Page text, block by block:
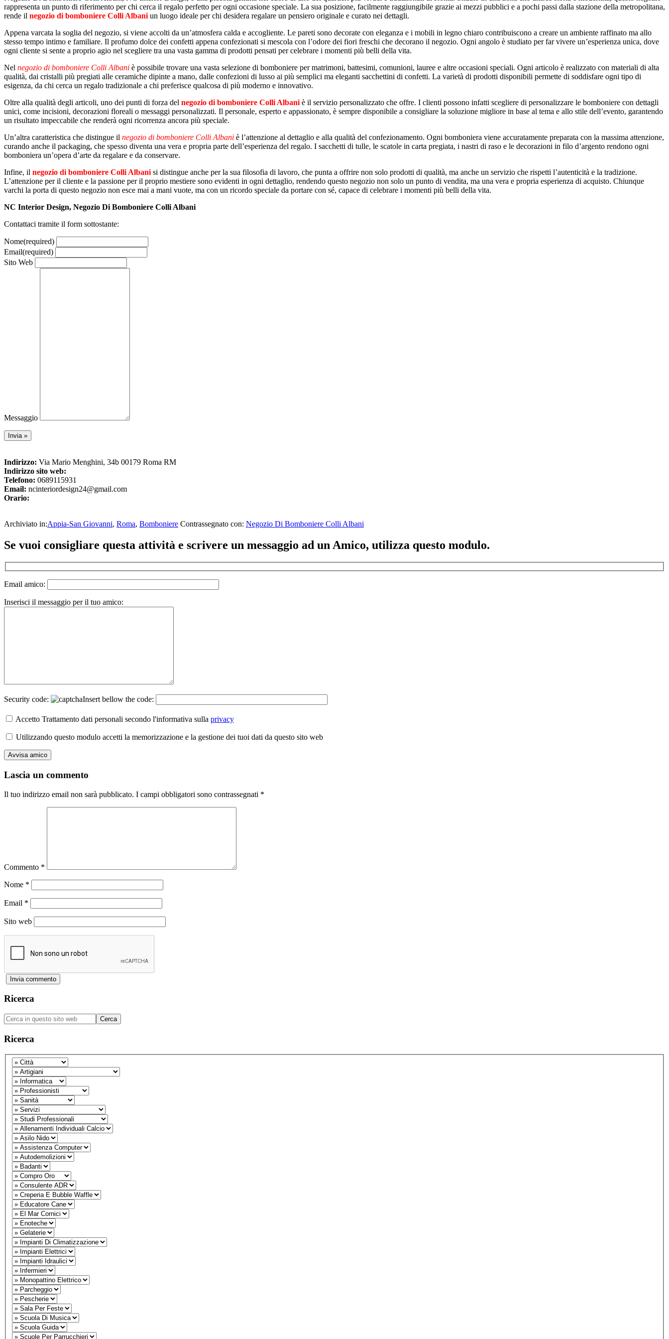
rappresenta un punto di riferimento per chi cerca il regalo perfetto per ogni occasione speciale. La sua posizione, facilmente raggiungibile grazie ai mezzi pubblici e a pochi passi dalla stazione della metropolitana,
rende il negozio di bomboniere Colli Albani un luogo ideale per chi desidera regalare un pensiero originale e curato nei dettagli.
Appena varcata la soglia del negozio, si viene accolti da un’atmosfera calda e accogliente. Le pareti sono decorate con eleganza e i mobili in legno chiaro contribuiscono a creare un ambiente raffinato ma allo
stesso tempo intimo e familiare. Il profumo dolce dei confetti appena confezionati si mescola con l’odore dei fiori freschi che decorano il negozio. Ogni angolo è studiato per far vivere un’esperienza unica, dove
ogni cliente si sente a proprio agio nel scegliere tra una vasta gamma di prodotti pensati per celebrare i momenti più belli della vita.
Nel negozio di bomboniere Colli Albani è possibile trovare una vasta selezione di bomboniere per matrimoni, battesimi, comunioni, lauree e altre occasioni speciali. Ogni articolo è realizzato con materiali di alta
qualità, dai cristalli più pregiati alle ceramiche dipinte a mano, dalle confezioni di lusso ai più semplici ma eleganti sacchettini di confetti. La varietà di prodotti disponibili permette di soddisfare ogni tipo di
esigenza, da chi cerca un regalo tradizionale a chi preferisce qualcosa di più moderno e innovativo.
Oltre alla qualità degli articoli, uno dei punti di forza del negozio di bomboniere Colli Albani è il servizio personalizzato che offre. I clienti possono infatti scegliere di personalizzare le bomboniere con dettagli
unici, come incisioni, decorazioni floreali o messaggi personalizzati. Il personale, esperto e appassionato, è sempre disponibile a consigliare la soluzione migliore in base al tema e allo stile dell’evento, garantendo
un risultato impeccabile che renderà ogni ricorrenza ancora più speciale.
Un’altra caratteristica che distingue il negozio di bomboniere Colli Albani è l’attenzione al dettaglio e alla qualità del confezionamento. Ogni bomboniera viene accuratamente preparata con la massima attenzione,
curando anche il packaging, che spesso diventa una vera e propria parte dell’esperienza del regalo. I sacchetti di tulle, le scatole in carta pregiata, i nastri di raso e le decorazioni in filo d’argento rendono ogni
bomboniera un’opera d’arte da regalare e da conservare.
Infine, il negozio di bomboniere Colli Albani si distingue anche per la sua filosofia di lavoro, che punta a offrire non solo prodotti di qualità, ma anche un servizio che rispetti l’autenticità e la tradizione.
L’attenzione per il cliente e la passione per il proprio mestiere sono evidenti in ogni dettaglio, rendendo questo negozio non solo un punto di vendita, ma una vera e propria esperienza di acquisto. Chiunque
varchi la porta di questo negozio non esce mai a mani vuote, ma con un ricordo speciale da portare con sé, capace di celebrare i momenti più belli della vita.
NC Interior Design, Negozio Di Bomboniere Colli Albani
Contattaci tramite il form sottostante:
Nome(required)
Email(required)
Sito Web
Messaggio
Indirizzo: Via Mario Menghini, 34b 00179 Roma RM
Indirizzo sito web:
Telefono: 0689115931
Email: ncinteriordesign24@gmail.com
Orario:
Archiviato in:Appia-San Giovanni, Roma, Bomboniere Contrassegnato con: Negozio Di Bomboniere Colli Albani
Interazioni
lettore
Se vuoi consigliare questa attività e scrivere un messaggio ad un Amico, utilizza questo modulo.
Email amico:
Inserisci il messaggio per il tuo amico:
Security code: Insert bellow the code:
Accetto Trattamento dati personali secondo l'informativa sulla privacy
Utilizzando questo modulo accetti la memorizzazione e la gestione dei tuoi dati da questo sito web
Lascia un commento
Il tuo indirizzo email non sarà pubblicato. I campi obbligatori sono contrassegnati *
Commento *
Nome *
Email *
Sito web
Barra
laterale
primaria
Ricerca
Cerca
in
questo
sito
web
Ricerca